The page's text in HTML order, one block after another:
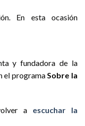
En esta ocasión
y fundadora de la
el programa Sobre la
a escuchar la